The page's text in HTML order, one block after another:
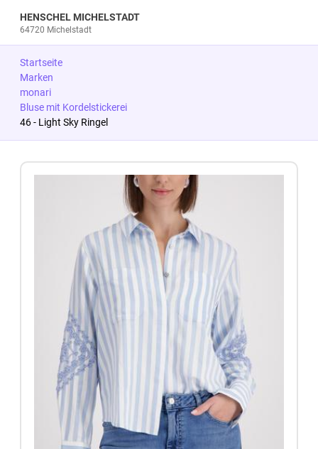
HENSCHEL MICHELSTADT
64720 Michelstadt
Startseite
Marken
monari
Bluse mit Kordelstickerei
46 - Light Sky Ringel
Zum Produkt springen
Zur Produktbeschreibung springen